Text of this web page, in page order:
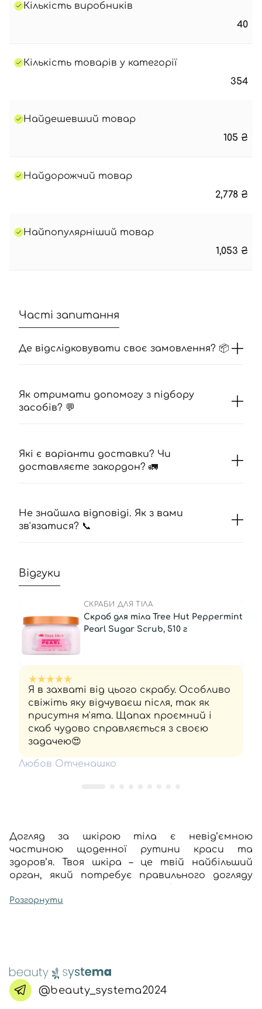
Кількість виробників
40
Кількість товарів у категорії
354
Найдешевший товар
105 ₴
Найдорожчий товар
2,778 ₴
Найпопулярніший товар
1,053 ₴
Часті запитання
Де відслідковувати своє замовлення? 📦
Як отримати допомогу з підбору
засобів? 💬
Які є варіанти доставки? Чи
доставляєте закордон? 🚛
Не знайшла відповіді. Як з вами
зв'язатися? 📞
Відгуки
СКРАБИ ДЛЯ ТІЛА
Скраб для тіла Tree Hut Peppermint
Pearl Sugar Scrub, 510 г
Я в захваті від цього скрабу. Особливо
свіжіть яку відчуваєш після, так як
присутня м'ята. Щапах проємний і
скаб чудово справляється з своєю
задачею😍
Любов Отченашко
Догляд за шкірою тіла є невід’ємною
частиною щоденної рутини краси та
здоров’я. Твоя шкіра – це твій найбільший
орган, який потребує правильного догляду
Регулярний догляд за допомогою косметики
Чому догляд за шкірою тіла
такий важливий?
Догляд за тілом відіграє ключову роль у
Розгорнути
@beauty_systema2024